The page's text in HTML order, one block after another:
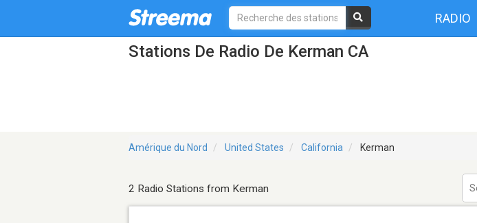
RADIO
Stations De Radio De Kerman CA
Amérique du Nord United States California Kerman
2 Radio Stations from Kerman